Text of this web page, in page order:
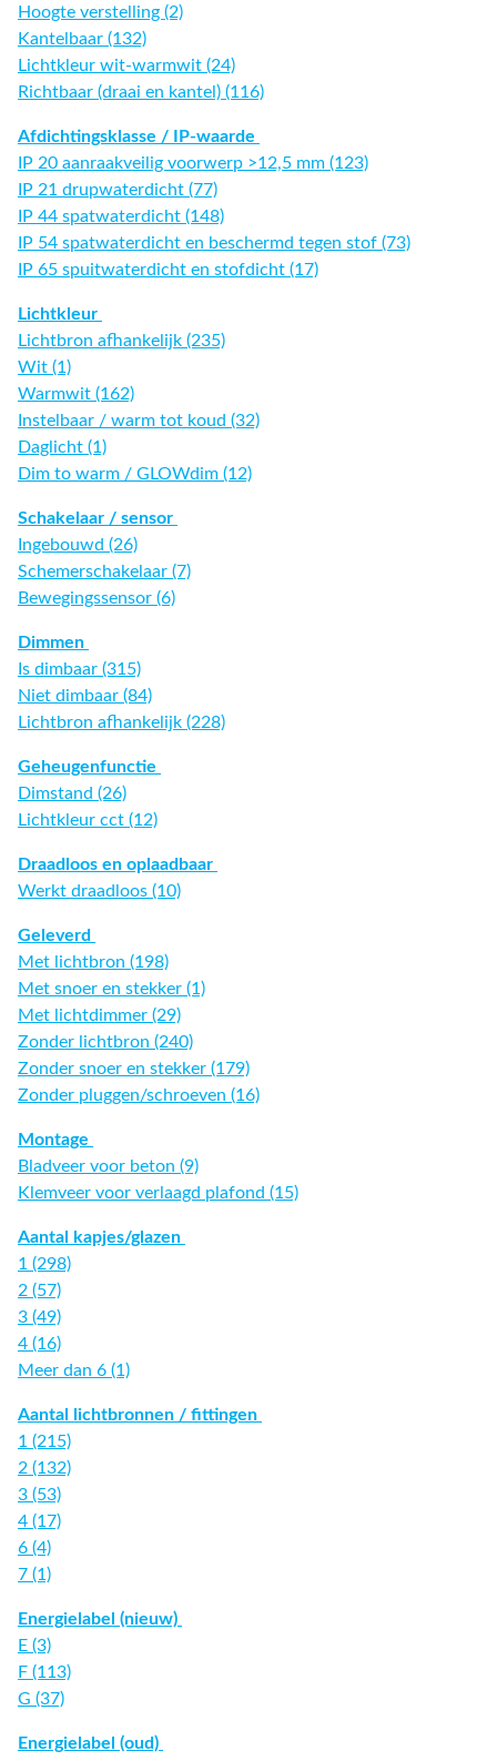
Hoogte verstelling (2)
Kantelbaar (132)
Lichtkleur wit-warmwit (24)
Richtbaar (draai en kantel) (116)
Afdichtingsklasse / IP-waarde
IP 20 aanraakveilig voorwerp >12,5 mm (123)
IP 21 drupwaterdicht (77)
IP 44 spatwaterdicht (148)
IP 54 spatwaterdicht en beschermd tegen stof (73)
IP 65 spuitwaterdicht en stofdicht (17)
Lichtkleur
Lichtbron afhankelijk (235)
Wit (1)
Warmwit (162)
Instelbaar / warm tot koud (32)
Daglicht (1)
Dim to warm / GLOWdim (12)
Schakelaar / sensor
Ingebouwd (26)
Schemerschakelaar (7)
Bewegingssensor (6)
Dimmen
Is dimbaar (315)
Niet dimbaar (84)
Lichtbron afhankelijk (228)
Geheugenfunctie
Dimstand (26)
Lichtkleur cct (12)
Draadloos en oplaadbaar
Werkt draadloos (10)
Geleverd
Met lichtbron (198)
Met snoer en stekker (1)
Met lichtdimmer (29)
Zonder lichtbron (240)
Zonder snoer en stekker (179)
Zonder pluggen/schroeven (16)
Montage
Bladveer voor beton (9)
Klemveer voor verlaagd plafond (15)
Aantal kapjes/glazen
1 (298)
2 (57)
3 (49)
4 (16)
Meer dan 6 (1)
Aantal lichtbronnen / fittingen
1 (215)
2 (132)
3 (53)
4 (17)
6 (4)
7 (1)
Energielabel (nieuw)
E (3)
F (113)
G (37)
Energielabel (oud)